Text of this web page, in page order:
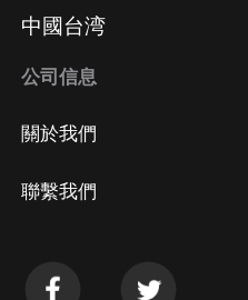
中國台湾
公司信息
關於我們
聯繫我們